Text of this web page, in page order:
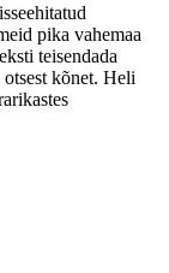
pika vahemaa
teisendada
otsest kõnet. Heli